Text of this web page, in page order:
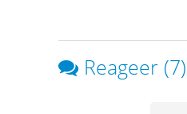
Reageer (7)